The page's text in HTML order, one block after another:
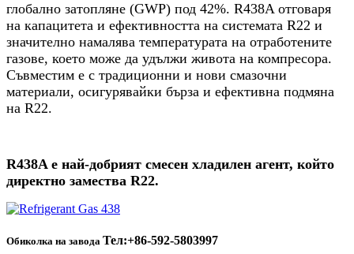
глобално затопляне (GWP) под 42%. R438A отговаря
на капацитета и ефективността на системата R22 и
значително намалява температурата на отработените
газове, което може да удължи живота на компресора.
Съвместим е с традиционни и нови смазочни
материали, осигурявайки бърза и ефективна подмяна
на R22.
R438A е най-добрият смесен хладилен агент, който
директно замества R22.
Обиколка на завода Тел:+86-592-5803997